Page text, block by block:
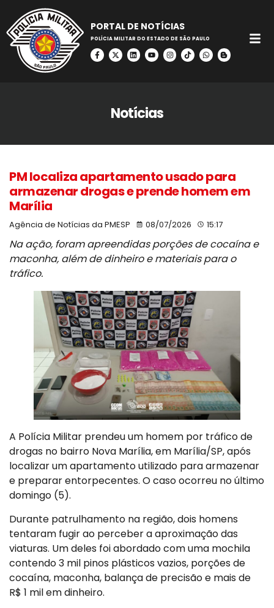
PORTAL DE NOTÍCIAS
POLÍCIA MILITAR DO ESTADO DE SÃO PAULO
Notícias
PM localiza apartamento usado para
armazenar drogas e prende homem em
Marília
Agência de Notícias da PMESP 08/07/2026 15:17
Na ação, foram apreendidas porções de cocaína e
maconha, além de dinheiro e materiais para o
tráfico.
A Polícia Militar prendeu um homem por tráfico de
drogas no bairro Nova Marília, em Marília/SP, após
localizar um apartamento utilizado para armazenar
e preparar entorpecentes. O caso ocorreu no último
domingo (5).
Durante patrulhamento na região, dois homens
tentaram fugir ao perceber a aproximação das
viaturas. Um deles foi abordado com uma mochila
contendo 3 mil pinos plásticos vazios, porções de
cocaína, maconha, balança de precisão e mais de
R$ 1 mil em dinheiro.